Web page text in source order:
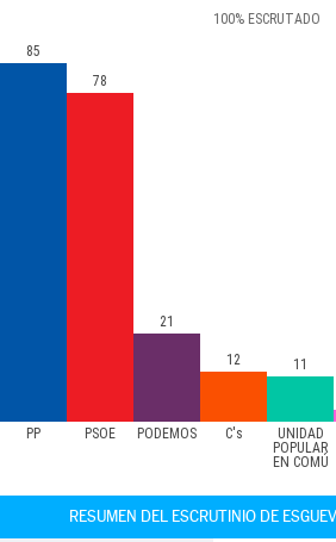
100% ESCRUTADO
PP PSOE PODEMOS C's
UNIDAD
POPULAR
EN COMÚ
85
78
21
12
11
RESUMEN DEL ESCRUTINIO DE